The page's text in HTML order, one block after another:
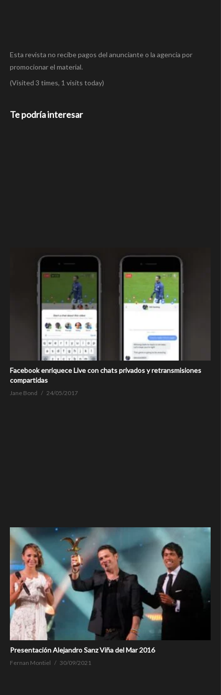
Esta revista no recibe pagos del anunciante o la agencia por
promocionar el material.
(Visited 3 times, 1 visits today)
Te podría interesar
Facebook enriquece Live con chats privados y retransmisiones
compartidas
Jane Bond 24/05/2017
Presentación Alejandro Sanz Viña del Mar 2016
Fernan Montiel 30/09/2021